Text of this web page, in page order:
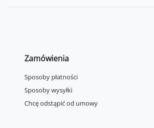
Zamówienia
Sposoby płatności
Sposoby wysyłki
Chcę odstąpić od umowy